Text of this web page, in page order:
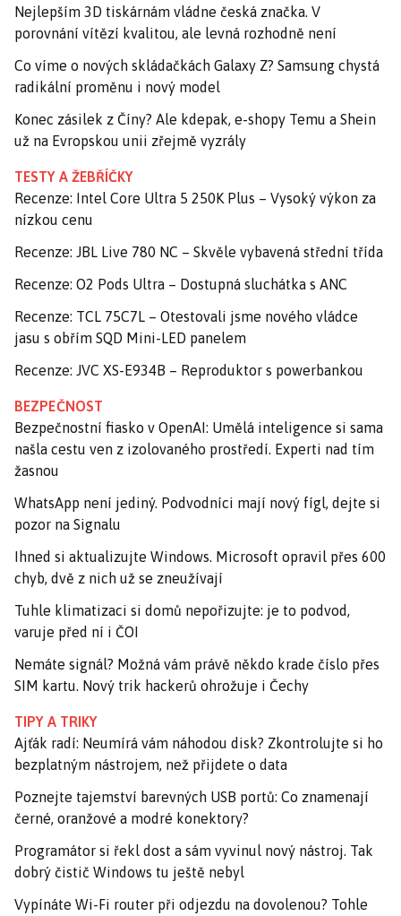
Nejlepším 3D tiskárnám vládne česká značka. V
porovnání vítězí kvalitou, ale levná rozhodně není
Co víme o nových skládačkách Galaxy Z? Samsung chystá
radikální proměnu i nový model
Konec zásilek z Číny? Ale kdepak, e-shopy Temu a Shein
už na Evropskou unii zřejmě vyzrály
TESTY A ŽEBŘÍČKY
Recenze: Intel Core Ultra 5 250K Plus – Vysoký výkon za
nízkou cenu
Recenze: JBL Live 780 NC – Skvěle vybavená střední třída
Recenze: O2 Pods Ultra – Dostupná sluchátka s ANC
Recenze: TCL 75C7L – Otestovali jsme nového vládce
jasu s obřím SQD Mini-LED panelem
Recenze: JVC XS-E934B – Reproduktor s powerbankou
BEZPEČNOST
Bezpečnostní fiasko v OpenAI: Umělá inteligence si sama
našla cestu ven z izolovaného prostředí. Experti nad tím
žasnou
WhatsApp není jediný. Podvodníci mají nový fígl, dejte si
pozor na Signalu
Ihned si aktualizujte Windows. Microsoft opravil přes 600
chyb, dvě z nich už se zneužívají
Tuhle klimatizaci si domů nepořizujte: je to podvod,
varuje před ní i ČOI
Nemáte signál? Možná vám právě někdo krade číslo přes
SIM kartu. Nový trik hackerů ohrožuje i Čechy
TIPY A TRIKY
Ajťák radí: Neumírá vám náhodou disk? Zkontrolujte si ho
bezplatným nástrojem, než přijdete o data
Poznejte tajemství barevných USB portů: Co znamenají
černé, oranžové a modré konektory?
Programátor si řekl dost a sám vyvinul nový nástroj. Tak
dobrý čistič Windows tu ještě nebyl
Vypínáte Wi-Fi router při odjezdu na dovolenou? Tohle